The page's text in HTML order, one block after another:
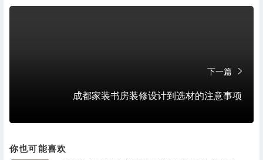
下一篇
成都家装书房装修设计到选材的注意事项
你也可能喜欢